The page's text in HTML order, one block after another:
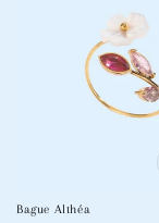
Bague Althéa